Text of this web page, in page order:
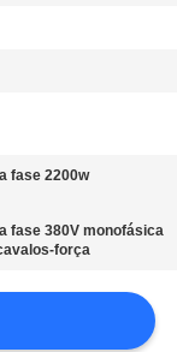
fase 2200w
fase 380V monofásica
força